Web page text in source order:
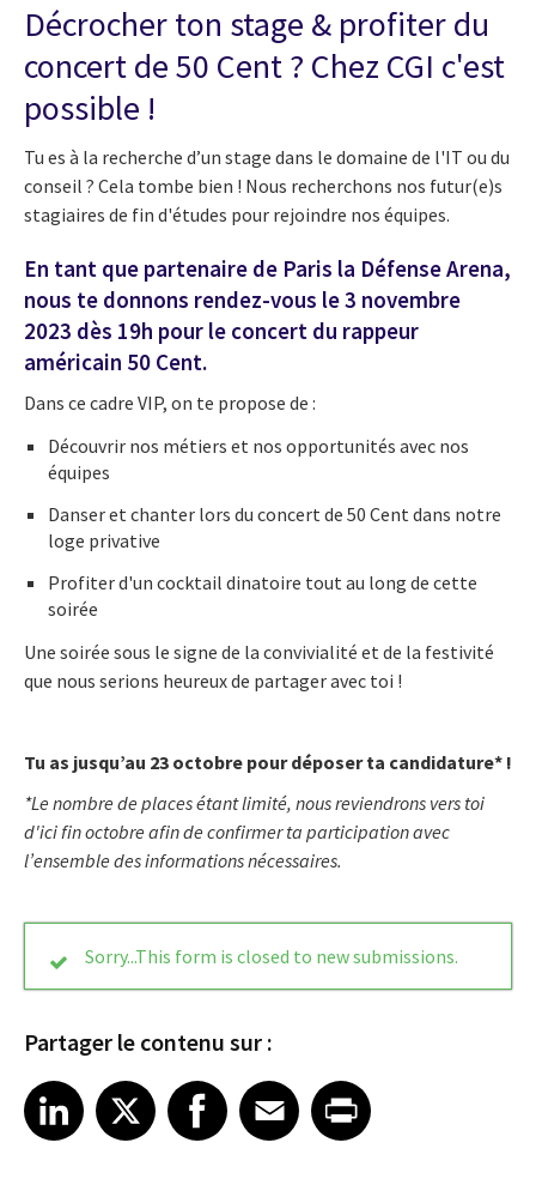
Décrocher ton stage & profiter du
concert de 50 Cent ? Chez CGI c'est
possible !
Tu es à la recherche d’un stage dans le domaine de l'IT ou du
conseil ? Cela tombe bien ! Nous recherchons nos futur(e)s
stagiaires de fin d'études pour rejoindre nos équipes.
En tant que partenaire de Paris la Défense Arena,
nous te donnons rendez-vous le 3 novembre
2023 dès 19h pour le concert du rappeur
américain 50 Cent.
Dans ce cadre VIP, on te propose de :
Découvrir nos métiers et nos opportunités avec nos
équipes
Danser et chanter lors du concert de 50 Cent dans notre
loge privative
Profiter d'un cocktail dinatoire tout au long de cette
soirée
Une soirée sous le signe de la convivialité et de la festivité
que nous serions heureux de partager avec toi !
Tu as jusqu’au 23 octobre pour déposer ta candidature* !
*Le nombre de places étant limité, nous reviendrons vers toi
d'ici fin octobre afin de confirmer ta participation avec
l’ensemble des informations nécessaires.
Status
message
Sorry...This form is closed to new submissions.
Partager le contenu sur :
Share article on LinkedIn
LinkedIn
Share article on XShare article on Facebook
Facebook
Share article on Email
EmailShare article on Print